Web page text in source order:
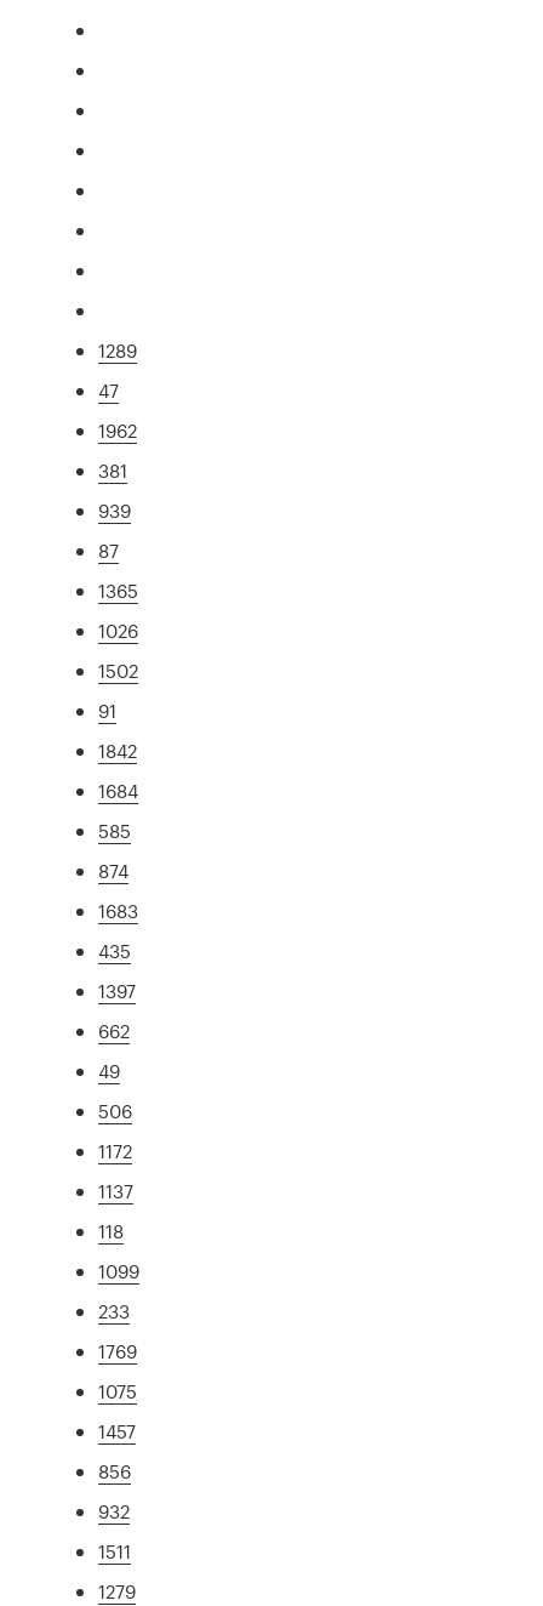
1289
47
1962
381
939
87
1365
1026
1502
91
1842
1684
585
874
1683
435
1397
662
49
506
1172
1137
118
1099
233
1769
1075
1457
856
932
1511
1279